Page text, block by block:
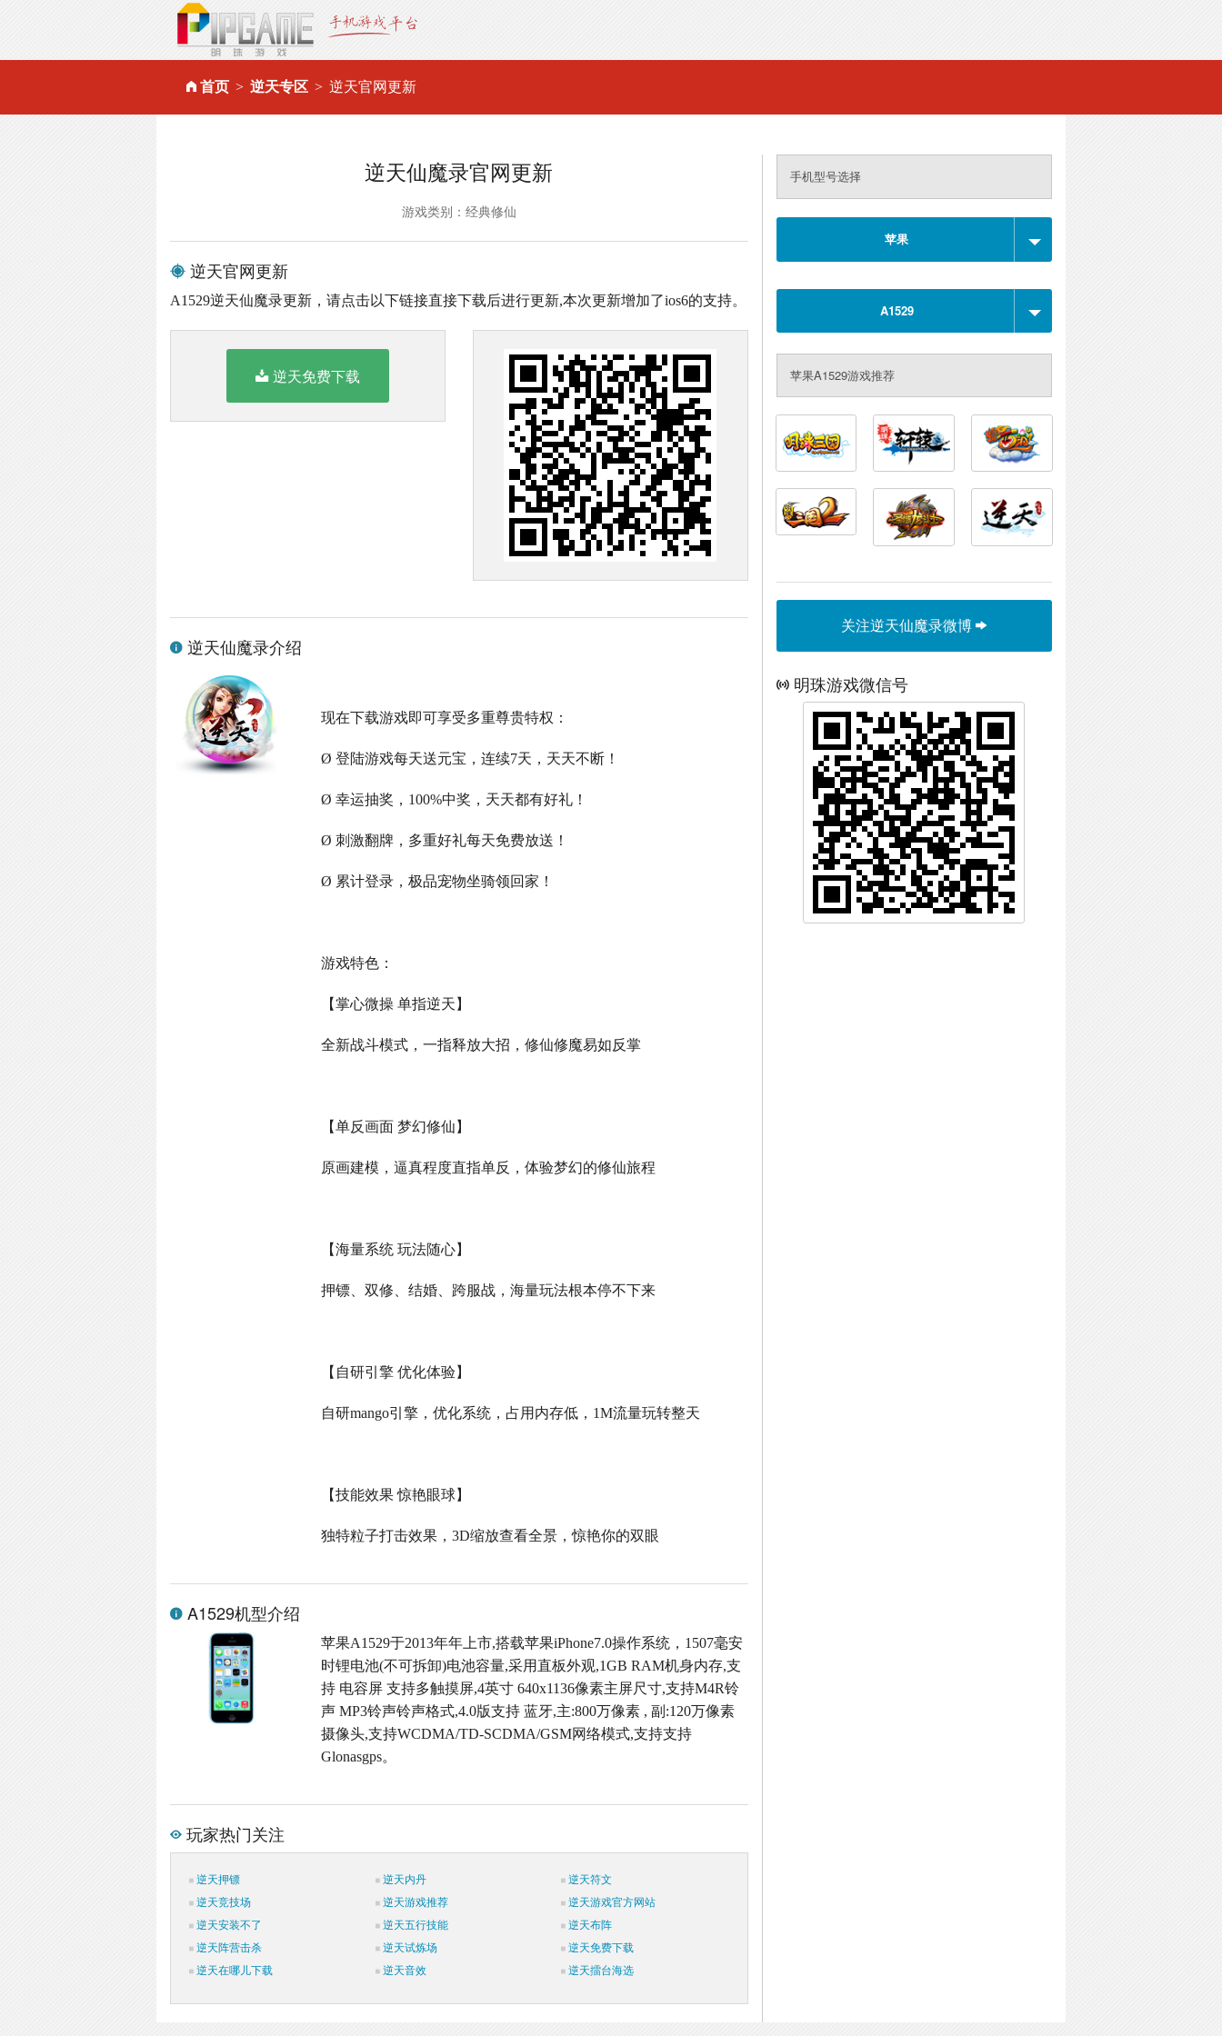
首页 逆天专区 逆天官网更新
逆天仙魔录官网更新
游戏类别：经典修仙
逆天官网更新
A1529逆天仙魔录更新，请点击以下链接直接下载后进行更新,本次更新增加了ios6的支持。
逆天免费下载
逆天仙魔录介绍
现在下载游戏即可享受多重尊贵特权：
Ø 登陆游戏每天送元宝，连续7天，天天不断！
Ø 幸运抽奖，100%中奖，天天都有好礼！
Ø 刺激翻牌，多重好礼每天免费放送！
Ø 累计登录，极品宠物坐骑领回家！
游戏特色：
【掌心微操 单指逆天】
全新战斗模式，一指释放大招，修仙修魔易如反掌
【单反画面 梦幻修仙】
原画建模，逼真程度直指单反，体验梦幻的修仙旅程
【海量系统 玩法随心】
押镖、双修、结婚、跨服战，海量玩法根本停不下来
【自研引擎 优化体验】
自研mango引擎，优化系统，占用内存低， 1M流量玩转整天
【技能效果 惊艳眼球】
独特粒子打击效果，3D缩放查看全景，惊艳你的双眼
A1529机型介绍
苹果A1529于2013年年上市,搭载苹果iPhone7.0操作系统，1507毫安
时锂电池(不可拆卸)电池容量,采用直板外观,1GB RAM机身内存,支
持 电容屏 支持多触摸屏,4英寸 640x1136像素主屏尺寸,支持M4R铃
声 MP3铃声铃声格式,4.0版支持 蓝牙,主:800万像素 , 副:120万像素
摄像头,支持WCDMA/TD-SCDMA/GSM网络模式,支持支持
Glonasgps。
玩家热门关注
逆天押镖 逆天内丹
逆天符文
逆天竞技场
逆天游戏推荐
逆天游戏官方网站
逆天安装不了
逆天五行技能
逆天布阵
逆天阵营击杀
逆天试炼场
逆天免费下载
逆天在哪儿下载
逆天音效 逆天擂台海选
手机型号选择
苹果
A1529
苹果A1529游戏推荐
关注逆天仙魔录微博
明珠游戏微信号